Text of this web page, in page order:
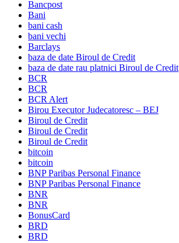
Bancpost
Bani
bani cash
bani vechi
Barclays
baza de date Biroul de Credit
baza de date rau platnici Biroul de Credit
BCR
BCR
BCR Alert
Birou Executor Judecatoresc – BEJ
Biroul de Credit
Biroul de Credit
Biroul de Credit
bitcoin
bitcoin
BNP Paribas Personal Finance
BNP Paribas Personal Finance
BNR
BNR
BonusCard
BRD
BRD